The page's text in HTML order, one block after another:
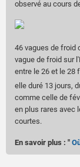
observé au cours
46 vagues de froid
vague de froid sur
entre le 26 et le 28
elle duré 13 jours,
comme celle de
en plus rares avec
courtes.
En savoir plus : "